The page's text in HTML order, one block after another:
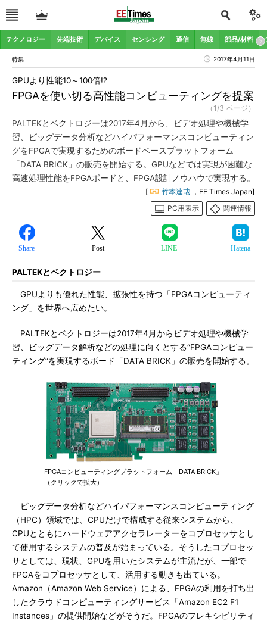
テクノロジー 先端技術 デバイス センシング 通信 無線 部品/材料
特集 2017年4月11日
FPGAを使い切る高性能コンピューティングを提案
GPUより性能10～100倍!?
（1/3 ページ）
PALTEKとベクトロジーは2017年4月から、ビデオ処理や機械学
習、ビッグデータ分析などハイパフォーマンスコンピューティン
グをFPGAで実現するためのボードベースプラットフォーム
「DATA BRICK」の販売を開始する。GPUなどでは実現が困難な
高速処理性能をFPGAボードと、FPGA設計ノウハウで実現する。
[ 竹本達哉 ，EE Times Japan]
PC用表示
関連情報
Share Post LINE Hatena
PALTEKとベクトロジー
GPUよりも優れた性能、拡張性を持つ「FPGAコンピューティ
ング」を世界へ広めたい。
PALTEKとベクトロジーは2017年4月からビデオ処理や機械学
習、ビッグデータ解析などの処理に向くとする“FPGAコンピュー
ティング”を実現するボード「DATA BRICK」の販売を開始する。
FPGAコンピューティングプラットフォーム「DATA BRICK」
（クリックで拡大）
ビッグデータ分析などハイパフォーマンスコンピューティング
（HPC）領域では、CPUだけで構成する従来システムから、
CPUとともにハードウェアアクセラレーターをコプロセッサとし
て使用するシステムの普及が始まっている。そうしたコプロセッ
サとしては、現状、GPUを用いたシステムが主流だが、一部で
FPGAをコプロセッサとして、活用する動きも出ている。
Amazon（Amazon Web Service）による、FPGAの利用を打ち出
したクラウドコンピューティングサービス「Amazon EC2 F1
Instances」の提供開始などがそうだ。FPGAのフレキシビリティ